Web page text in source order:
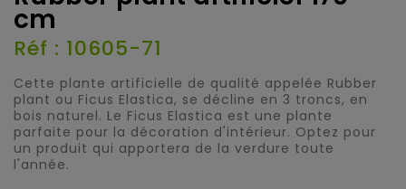
cm
Réf : 10605-71
Cette plante artificielle de qualité appelée Rubber
plant ou Ficus Elastica, se décline en 3 troncs, en
bois naturel. Le Ficus Elastica est une plante
parfaite pour la décoration d'intérieur. Optez pour
un produit qui apportera de la verdure toute
l'année.